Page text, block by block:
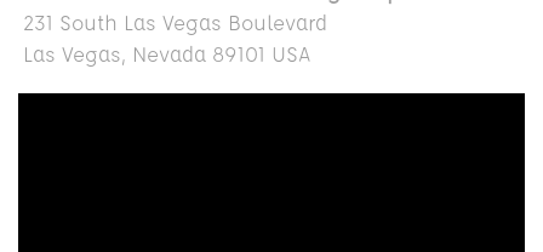
231 South Las Vegas Boulevard
Las Vegas, Nevada 89101 USA